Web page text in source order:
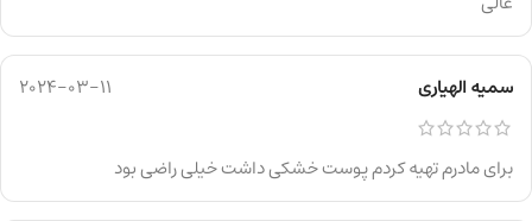
سمیه الهیاری 2024-03-11
برای مادرم تهیه کردم پوست خشکی داشت خیلی راضی بود